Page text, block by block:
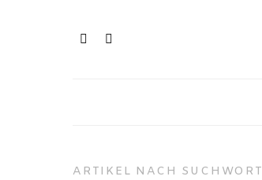
ARTIKEL NACH SUCHWORT